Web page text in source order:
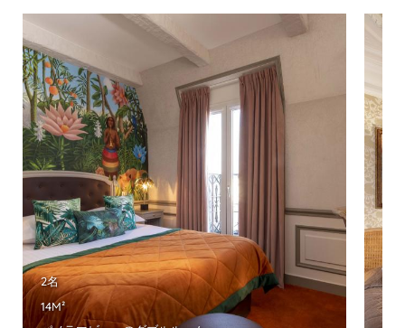
2名
14M²